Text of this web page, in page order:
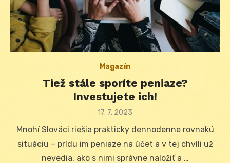
Magazín
Tiež stále sporíte peniaze?
Investujete ich!
Posted
17. 7. 2023
Mnohí Slováci riešia prakticky dennodenne rovnakú
situáciu – prídu im peniaze na účet a v tej chvíli už
nevedia, ako s nimi správne naložiť a …